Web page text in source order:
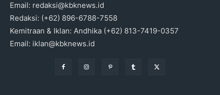
Email: redaksi@kbknews.id
Redaksi: (+62) 896-6788-7558
Kemitraan & Iklan: Andhika (+62) 813-7419-0357
Email: iklan@kbknews.id